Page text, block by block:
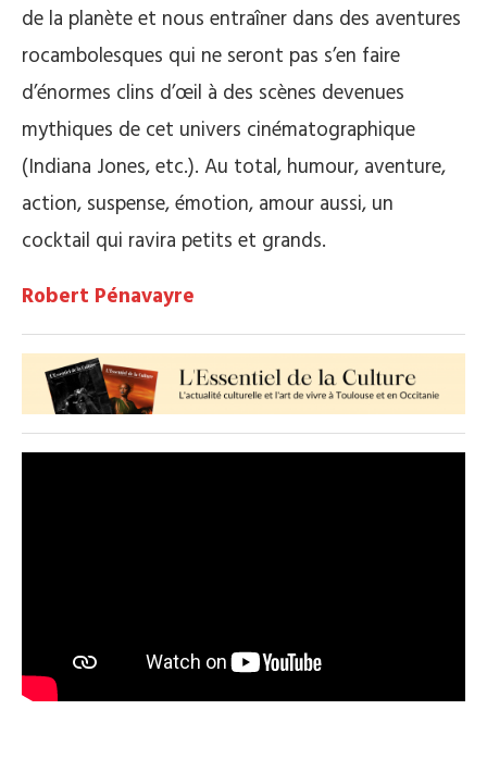
de la planète et nous entraîner dans des aventures
rocambolesques qui ne seront pas s’en faire
d’énormes clins d’œil à des scènes devenues
mythiques de cet univers cinématographique
(Indiana Jones, etc.). Au total, humour, aventure,
action, suspense, émotion, amour aussi, un
cocktail qui ravira petits et grands.
Robert Pénavayre